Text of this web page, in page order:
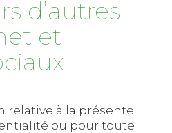
d’autres
et
relative à la présente
ou pour toute